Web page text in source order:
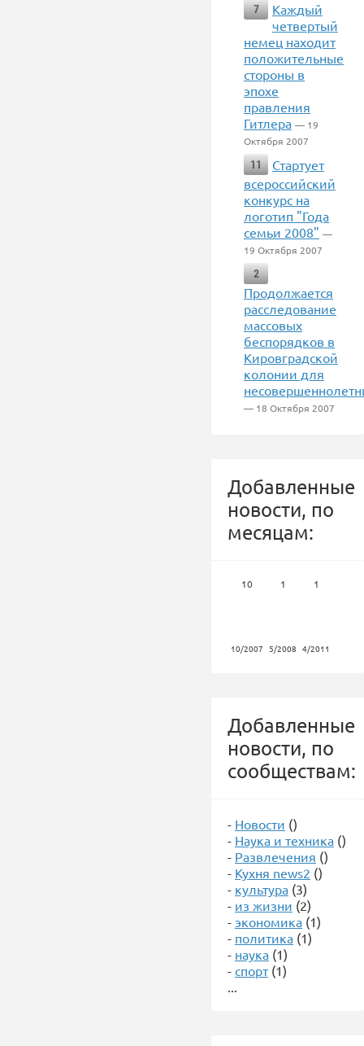
7
Каждый
четвертый
немец находит
положительные
стороны в
эпохе
правления
Гитлера — 19
Октября 2007
11
Стартует
всероссийский
конкурс на
логотип "Года
семьи 2008" —
19 Октября 2007
2
Продолжается
расследование
массовых
беспорядков в
Кировградской
колонии для
— 18 Октября 2007
Добавленные
новости, по
месяцам:
10
10/2007
1
5/2008
1
4/2011
Добавленные
новости, по
сообществам:
- Новости ()
- Наука и техника ()
- Развлечения ()
- Кухня news2 ()
- культура (3)
- из жизни (2)
- экономика (1)
- политика (1)
- наука (1)
- спорт(1)
...